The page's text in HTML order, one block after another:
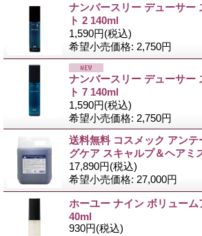
ナンバースリー デューサー
ト 2 140ml
1,590円(税込)
希望小売価格: 2,750円
ナンバースリー デューサー
ト 7 140ml
1,590円(税込)
希望小売価格: 2,750円
送料無料 コスメック アン
グケア スキャルプ＆ヘアミ
17,890円(税込)
希望小売価格: 27,000円
ホーユー ナイン ボリューム
40ml
930円(税込)